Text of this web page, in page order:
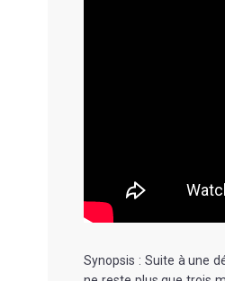
Synopsis : Suite à une